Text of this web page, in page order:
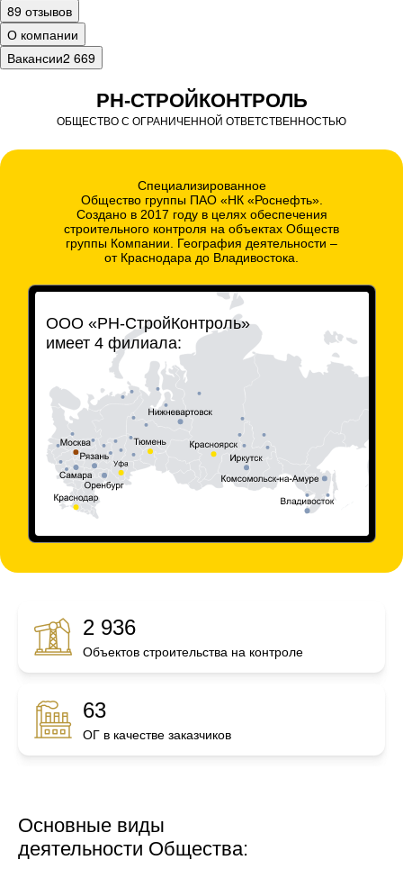
89 отзывов
О компании
Вакансии2 669
РН-СТРОЙКОНТРОЛЬ
ОБЩЕСТВО С ОГРАНИЧЕННОЙ ОТВЕТСТВЕННОСТЬЮ
Специализированное
Общество группы ПАО «НК «Роснефть».
Создано в 2017 году в целях обеспечения
строительного контроля на объектах Обществ
группы Компании. География деятельности –
от Краснодара до Владивостока.
ООО «РН-СтройКонтроль»
имеет 4 филиала:
2 936
Объектов строительства на контроле
63
ОГ в качестве заказчиков
Основные виды
деятельности Общества: